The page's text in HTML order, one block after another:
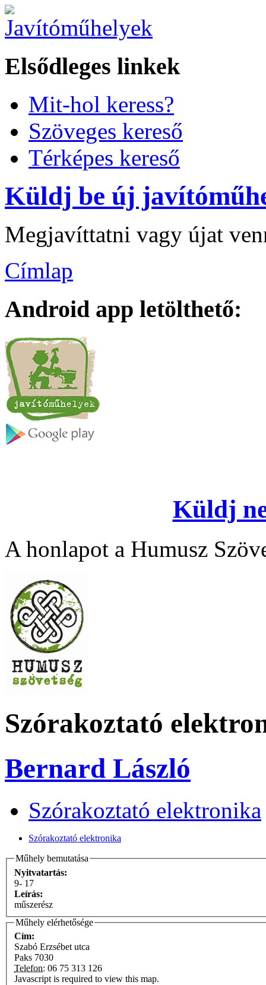
Elsődleges linkek
Mit-hol keress?
Szöveges kereső
Térképes kereső
Küldj be új
Megjavíttatni vagy újat
Címlap
Android app letölthető:
Küldj
A honlapot a Humusz
Szórakoztató
Bernard László
Szórakoztató elektronika
Szórakoztató elektronika
Műhely bemutatása
Nyitvatartás:
9- 17
Leírás:
műszerész
Műhely elérhetősége
Cím:
Szabó Erzsébet utca
Paks 7030
Telefon: 06 75 313 126
Javascript is required to view this map.